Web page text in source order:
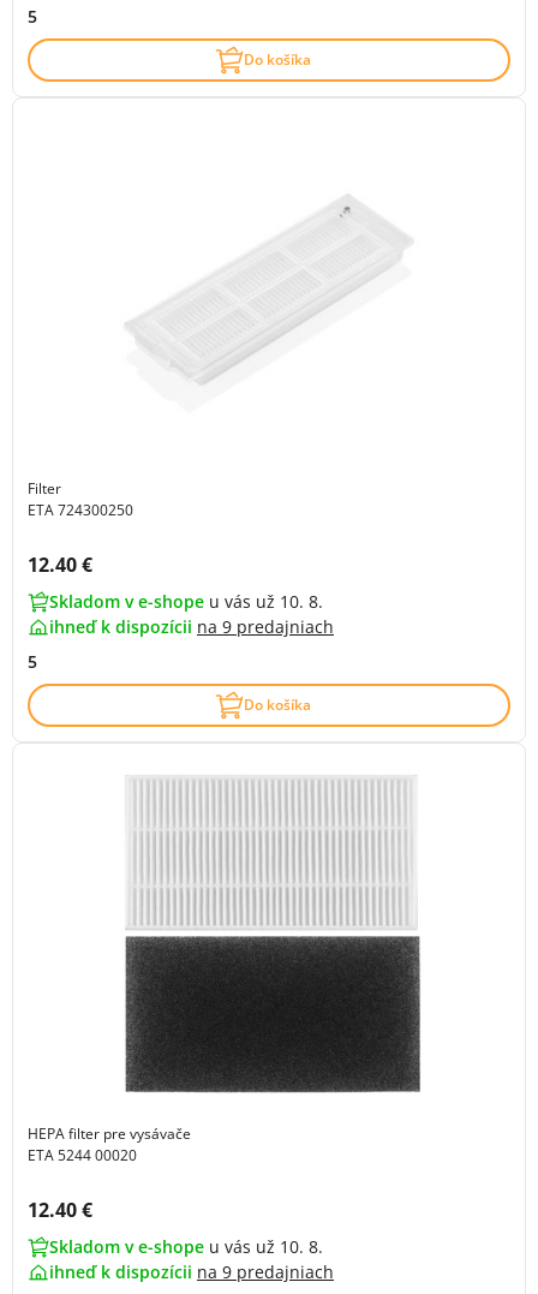
5
Do košíka
Filter
ETA 724300250
Cena s DPH:
12.40 €
Skladom v e-shope u vás už 10. 8.
ihneď k dispozícii na 9 predajniach
5
Do košíka
HEPA filter pre vysávače
ETA 5244 00020
Cena s DPH:
12.40 €
Skladom v e-shope u vás už 10. 8.
ihneď k dispozícii na 9 predajniach